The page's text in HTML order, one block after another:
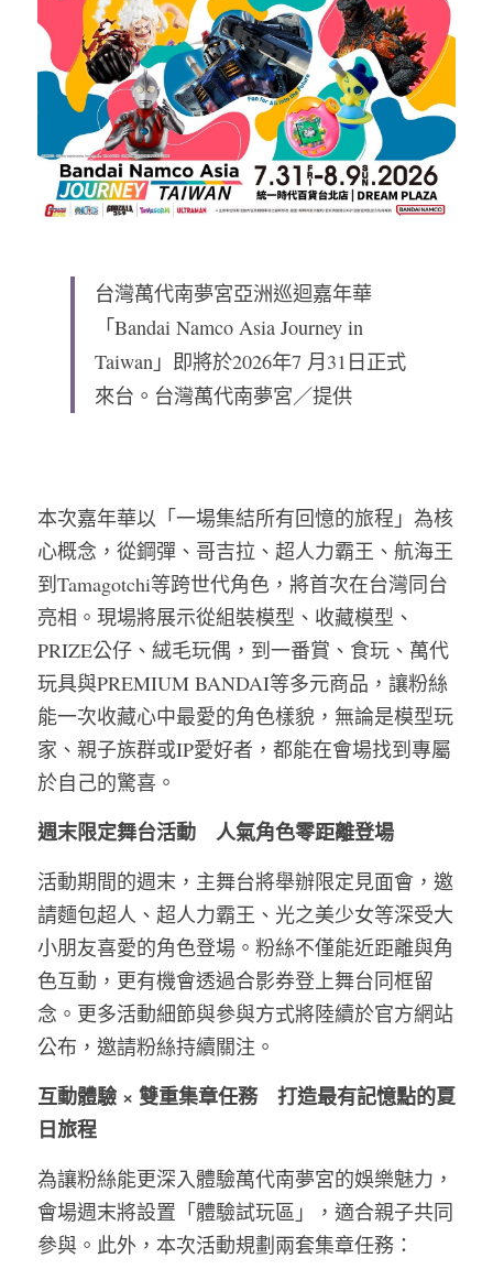
台灣萬代南夢宮亞洲巡迴嘉年華
「Bandai Namco Asia Journey in
Taiwan」即將於2026年7 月31日正式
來台。 台灣萬代南夢宮／提供
本次嘉年華以「一場集結所有回憶的旅程」為核
心概念，從鋼彈、哥吉拉、超人力霸王、航海王
到Tamagotchi等跨世代角色，將首次在台灣同台
亮相。現場將展示從組裝模型、收藏模型、
PRIZE公仔、絨毛玩偶，到一番賞、食玩、萬代
玩具與PREMIUM BANDAI等多元商品，讓粉絲
能一次收藏心中最愛的角色樣貌，無論是模型玩
家、親子族群或IP愛好者，都能在會場找到專屬
於自己的驚喜。
週末限定舞台活動　人氣角色零距離登場
活動期間的週末，主舞台將舉辦限定見面會，邀
請麵包超人、超人力霸王、光之美少女等深受大
小朋友喜愛的角色登場。粉絲不僅能近距離與角
色互動，更有機會透過合影券登上舞台同框留
念。更多活動細節與參與方式將陸續於官方網站
公布，邀請粉絲持續關注。
互動體驗 × 雙重集章任務　打造最有記憶點的夏
日旅程
為讓粉絲能更深入體驗萬代南夢宮的娛樂魅力，
會場週末將設置「體驗試玩區」，適合親子共同
參與。此外，本次活動規劃兩套集章任務：